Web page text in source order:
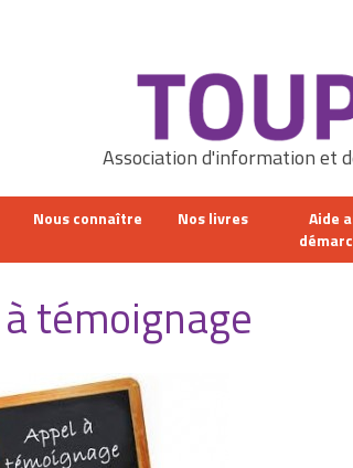
Association d'information et
Nous connaître Nos livres
Aide
témoignage